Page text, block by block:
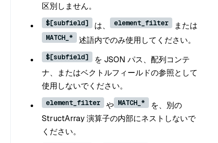
区別しません。
$[subfield] は、 element_filter または
MATCH_* 述語内でのみ使用してください。
$[subfield]
を JSON パス、配列コンテ
ナ、またはベクトルフィールドの参照として
使用しないでください。
element_filter や MATCH_*
を、別の
StructArray 演算子の内部にネストしないで
ください。